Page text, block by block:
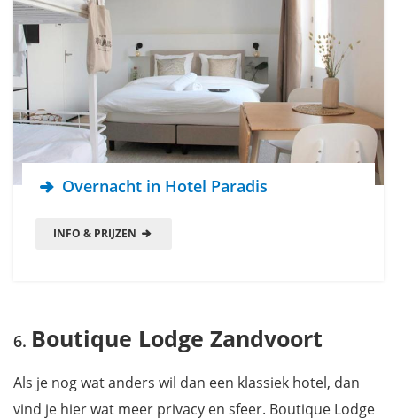
Overnacht in Hotel Paradis
INFO & PRIJZEN
Boutique Lodge Zandvoort
Als je nog wat anders wil dan een klassiek hotel, dan
vind je hier wat meer privacy en sfeer. Boutique Lodge